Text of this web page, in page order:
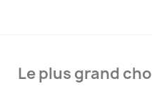
Le plus grand